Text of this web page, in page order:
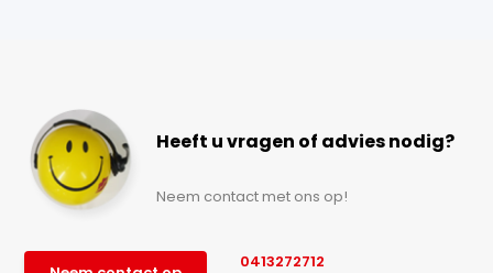
Heeft u vragen of advies nodig?
Neem contact met ons op!
0413272712